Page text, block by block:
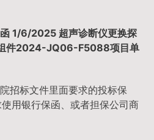
1/6/2025 超声诊断仪更换探
件2024-JQ06-F5088项目单
招标文件里面要求的投标保
用银行保函、或者担保公司商